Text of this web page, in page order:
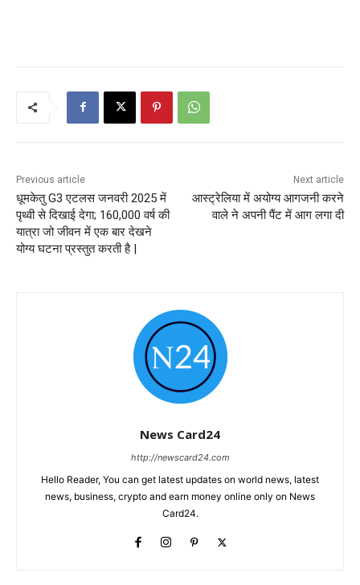
Previous article
धूमकेतु G3 एटलस जनवरी 2025 में
पृथ्वी से दिखाई देगा; 160,000 वर्ष की
यात्रा जो जीवन में एक बार देखने
योग्य घटना प्रस्तुत करती है |
Next article
आस्ट्रेलिया में अयोग्य आगजनी करने
वाले ने अपनी पैंट में आग लगा दी
News Card24
http://newscard24.com
Hello Reader, You can get latest updates on world news, latest
news, business, crypto and earn money online only on News
Card24.